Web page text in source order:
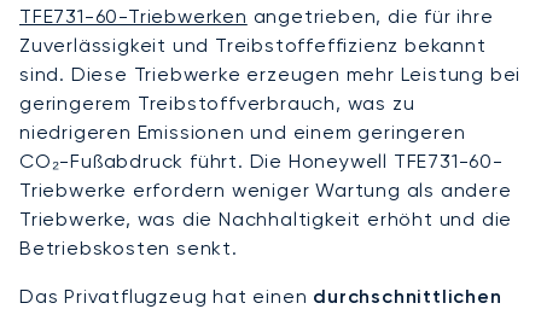
TFE731-60-Triebwerken angetrieben, die für ihre
Zuverlässigkeit und Treibstoffeffizienz bekannt
sind. Diese Triebwerke erzeugen mehr Leistung bei
geringerem Treibstoffverbrauch, was zu
niedrigeren Emissionen und einem geringeren
CO₂-Fußabdruck führt. Die Honeywell TFE731-60-
Triebwerke erfordern weniger Wartung als andere
Triebwerke, was die Nachhaltigkeit erhöht und die
Betriebskosten senkt.
Das Privatflugzeug hat einen durchschnittlichen